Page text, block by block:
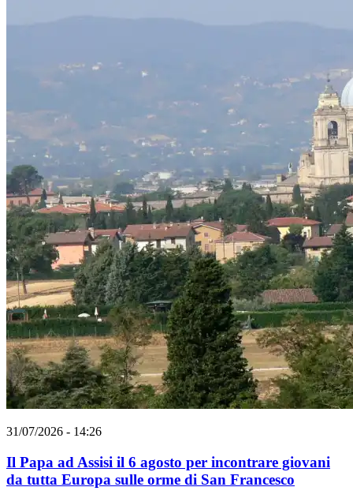
31/07/2026 - 14:26
Il Papa ad Assisi il 6 agosto per incontrare giovani
da tutta Europa sulle orme di San Francesco